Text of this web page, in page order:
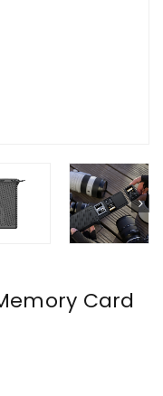
Card